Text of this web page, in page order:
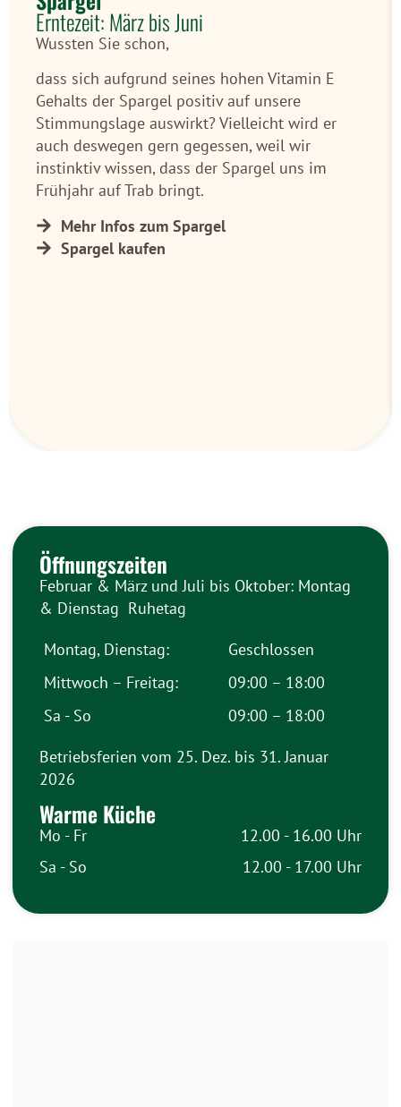
Erntezeit: März bis Juni
Wussten Sie schon,
dass sich aufgrund seines hohen Vitamin E
Gehalts der Spargel positiv auf unsere
Stimmungslage auswirkt? Vielleicht wird er
auch deswegen gern gegessen, weil wir
instinktiv wissen, dass der Spargel uns im
Frühjahr auf Trab bringt.
Mehr Infos zum Spargel
Spargel kaufen
Öffnungszeiten
Februar & März und Juli bis Oktober: Montag
& Dienstag Ruhetag
Montag, Dienstag:
Geschlossen
Mittwoch – Freitag:
09:00 – 18:00
Sa - So
09:00 – 18:00
Betriebsferien vom 25. Dez. bis 31. Januar
2026
Warme Küche
Mo - Fr
12.00 - 16.00 Uhr
Sa - So
12.00 - 17.00 Uhr